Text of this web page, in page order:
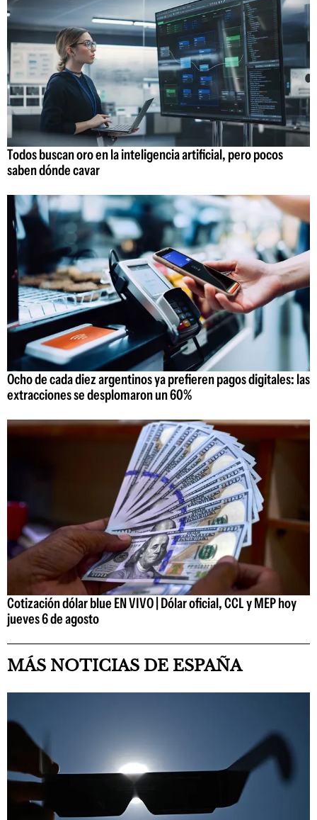
Todos buscan oro en la inteligencia artificial, pero pocos
saben dónde cavar
Ocho de cada diez argentinos ya prefieren pagos digitales: las
extracciones se desplomaron un 60%
Cotización dólar blue EN VIVO | Dólar oficial, CCL y MEP hoy
jueves 6 de agosto
MÁS NOTICIAS DE ESPAÑA